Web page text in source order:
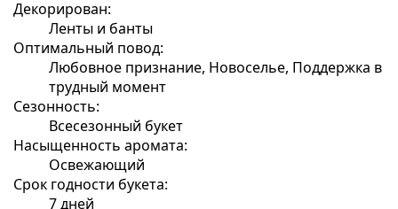
Декорирован:
Ленты и банты
Оптимальный повод:
Любовное признание, Новоселье, Поддержка в
трудный момент
Сезонность:
Всесезонный букет
Насыщенность аромата:
Освежающий
Срок годности букета:
7 дней